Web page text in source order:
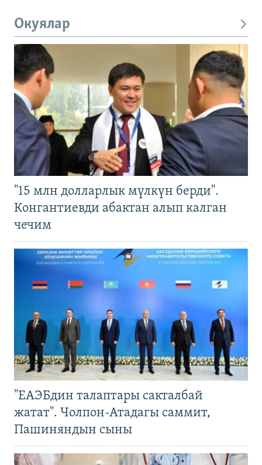
Окуялар
"15 млн долларлык мүлкүн берди".
Конгантиевди абактан алып калган
чечим
"ЕАЭБдин талаптары сакталбай
жатат". Чолпон-Атадагы саммит,
Пашиняндын сыны